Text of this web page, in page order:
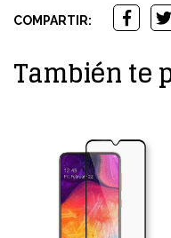
COMPARTIR:
También te